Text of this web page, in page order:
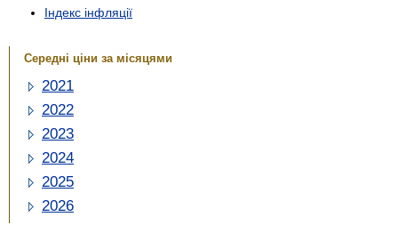
Індекс інфляції
Середні ціни за місяцями
2021
2022
2023
2024
2025
2026